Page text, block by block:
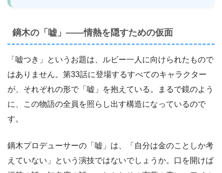
鏑木の「嘘」——情熱を隠すための仮面
「嘘つき」というお題は、ルビー一人に向けられたもので
はありません。第33話に登場するすべてのキャラクター
が、それぞれの形で「嘘」を抱えている。まるで鏡のよう
に、この物語の全員を照らし出す構造になっているので
す。
鏑木プロデューサーの「嘘」は、「自分は金のことしか考
えていない」という演技ではないでしょうか。口を開けば